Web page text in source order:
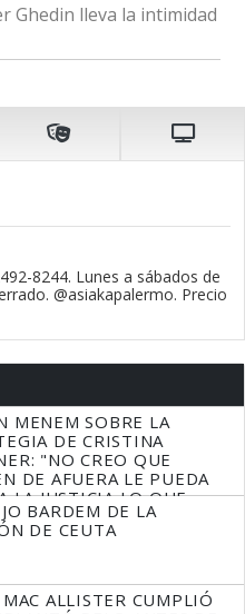
Ghedin lleva la intimidad
8244. Lunes a sábados de
@asiakapalermo. Precio
MENEM SOBRE LA
DE CRISTINA
"NO CREO QUE
DE AFUERA LE PUEDA
LA JUSTICIA LO QUE
HACER"
BARDEM DE LA
DE CEUTA
ALLISTER CUMPLIÓ